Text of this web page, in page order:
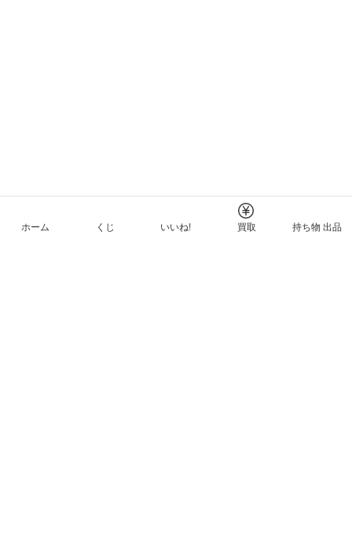
ホーム くじ いいね! 買取 持ち物 出品